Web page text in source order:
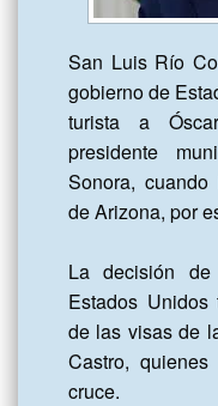
San Luis Río
gobierno de
turista a
presidente
Sonora,
de Arizona, por
La decisión
Estados
de las visas de
Castro,
cruce.